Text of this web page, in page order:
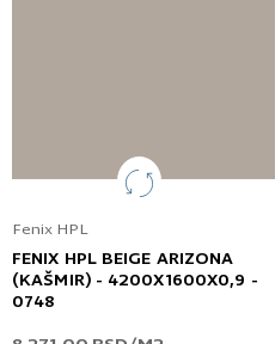
Fenix HPL
FENIX HPL BEIGE ARIZONA
(KAŠMIR) - 4200X1600X0,9 -
0748